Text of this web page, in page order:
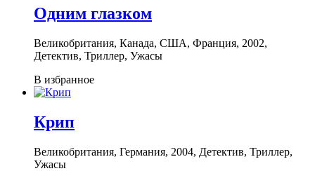
Одним глазком
Великобритания, Канада, США, Франция, 2002,
Детектив, Триллер, Ужасы
В избранное
Крип
Великобритания, Германия, 2004, Детектив, Триллер,
Ужасы